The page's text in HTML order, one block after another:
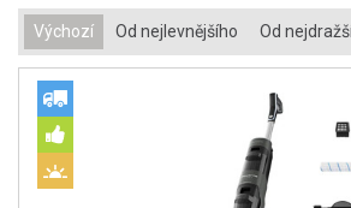
Výchozí Od nejlevnějšího Od